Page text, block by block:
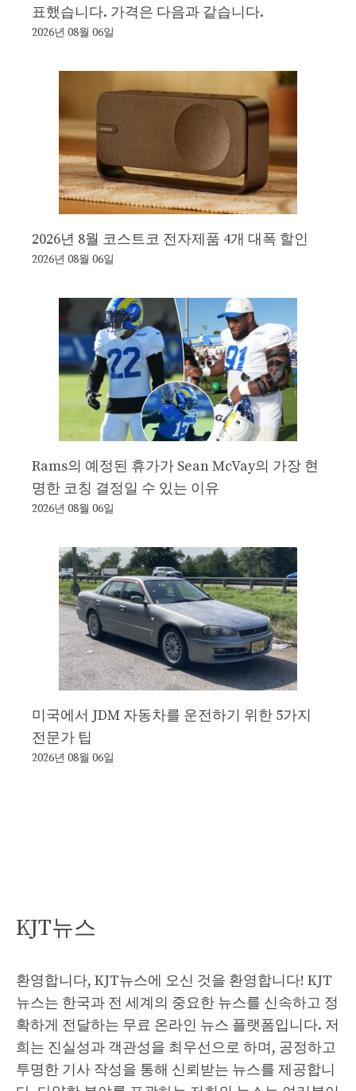
표했습니다. 가격은 다음과 같습니다.
2026년 08월 06일
2026년 8월 코스트코 전자제품 4개 대폭 할인
2026년 08월 06일
Rams의 예정된 휴가가 Sean McVay의 가장 현
명한 코칭 결정일 수 있는 이유
2026년 08월 06일
미국에서 JDM 자동차를 운전하기 위한 5가지
전문가 팁
2026년 08월 06일
KJT뉴스
환영합니다, KJT뉴스에 오신 것을 환영합니다! KJT
뉴스는 한국과 전 세계의 중요한 뉴스를 신속하고 정
확하게 전달하는 무료 온라인 뉴스 플랫폼입니다. 저
희는 진실성과 객관성을 최우선으로 하며, 공정하고
투명한 기사 작성을 통해 신뢰받는 뉴스를 제공합니